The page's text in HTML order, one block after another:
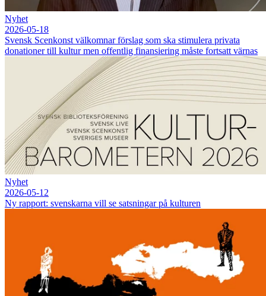
Nyhet
2026-05-18
Svensk Scenkonst välkomnar förslag som ska stimulera privata
donationer till kultur men offentlig finansiering måste fortsatt värnas
Nyhet
2026-05-12
Ny rapport: svenskarna vill se satsningar på kulturen